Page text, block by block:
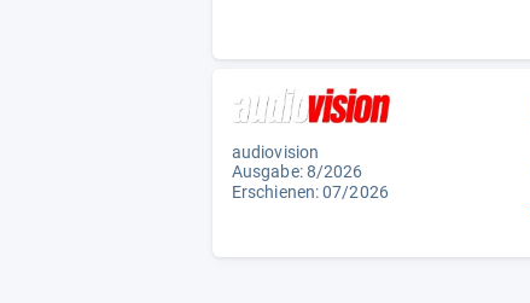
audiovision
Ausgabe: 8/2026
Erschienen:07/2026